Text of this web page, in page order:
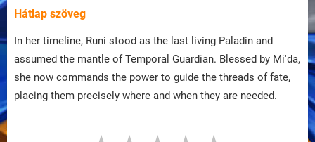
Hátlap szöveg
In her timeline, Runi stood as the last living Paladin and
assumed the mantle of Temporal Guardian. Blessed by Mi'da,
she now commands the power to guide the threads of fate,
placing them precisely where and when they are needed.